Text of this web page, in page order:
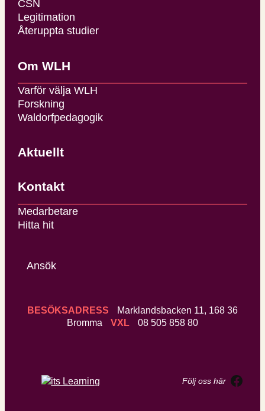
CSN
Legitimation
Återuppta studier
Om WLH
Varför välja WLH
Forskning
Waldorfpedagogik
Aktuellt
Kontakt
Medarbetare
Hitta hit
Ansök
BESÖKSADRESS
Marklandsbacken 11, 168 36
Bromma
VXL 08 505 858 80
Följ oss här